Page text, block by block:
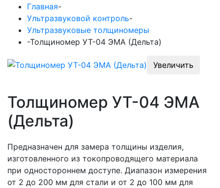
Главная-
Ультразвуковой контроль-
Ультразвуковые толщиномеры
-Толщиномер УТ-04 ЭМА (Дельта)
Увеличить
Толщиномер УТ-04 ЭМА
(Дельта)
Предназначен для замера толщины изделия,
изготовленного из токопроводящего материала
при одностороннем доступе. Диапазон измерения
от 2 до 200 мм для стали и от 2 до 100 мм для